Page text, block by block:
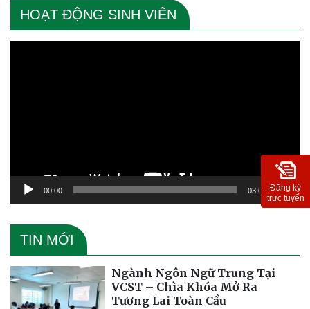
HOẠT ĐỘNG SINH VIÊN
00:00 03:09
TIN MỚI
Ngành Ngôn Ngữ Trung Tại
VCST – Chìa Khóa Mở Ra
Tương Lai Toàn Cầu
Đăng ký
trực tuyến